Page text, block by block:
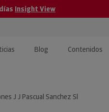
Insight View
Blog Contenidos
J J Pascual Sanchez Sl